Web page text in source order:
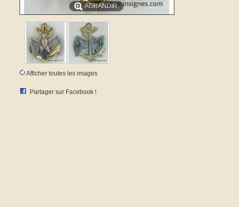
AGRANDIR
Afficher toutes les images
Partager sur Facebook !